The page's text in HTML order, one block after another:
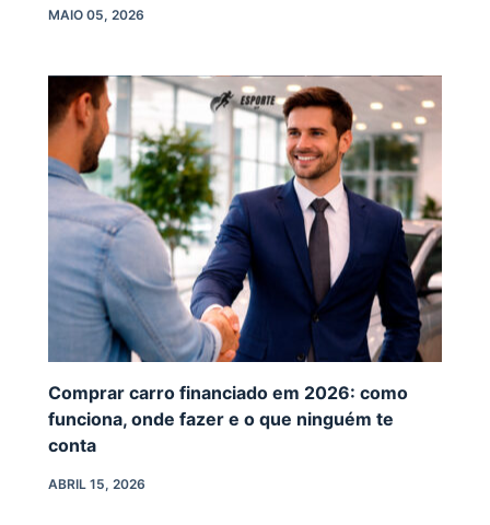
MAIO 05, 2026
Comprar carro financiado em 2026: como
funciona, onde fazer e o que ninguém te
conta
ABRIL 15, 2026